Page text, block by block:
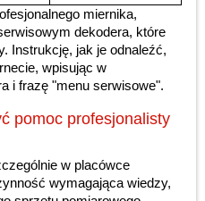
miernika,
dekodera, które
Instrukcję, jak je odnaleźć,
wpisując w
i frazę "menu serwisowe".
pomoc profesjonalisty
w placówce
wymagająca wiedzy,